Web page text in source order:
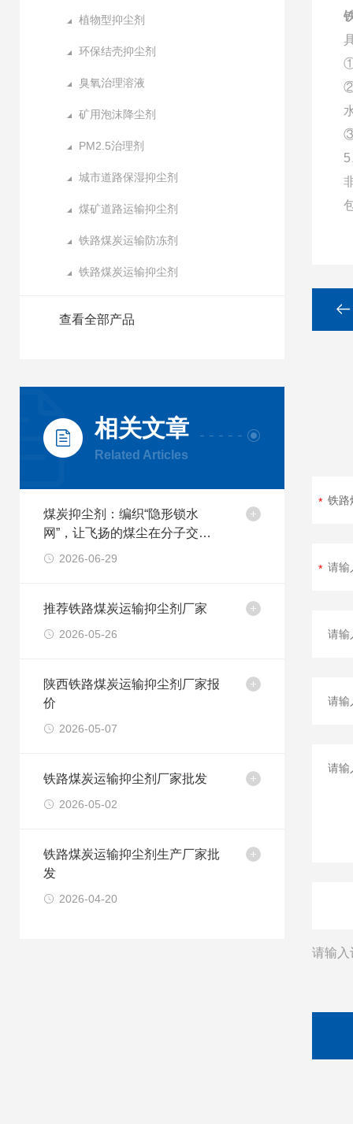
植物型抑尘剂
环保结壳抑尘剂
臭氧治理溶液
矿用泡沫降尘剂
PM2.5治理剂
城市道路保湿抑尘剂
煤矿道路运输抑尘剂
铁路煤炭运输防冻剂
铁路煤炭运输抑尘剂
查看全部产品
相关文章
Related Articles
煤炭抑尘剂：编织“隐形锁水
网”，让飞扬的煤尘在分子交联
中归于沉寂
2026-06-29
推荐铁路煤炭运输抑尘剂厂家
2026-05-26
陕西铁路煤炭运输抑尘剂厂家报
价
2026-05-07
铁路煤炭运输抑尘剂厂家批发
2026-05-02
铁路煤炭运输抑尘剂生产厂家批
发
2026-04-20
①
②
③
请输入